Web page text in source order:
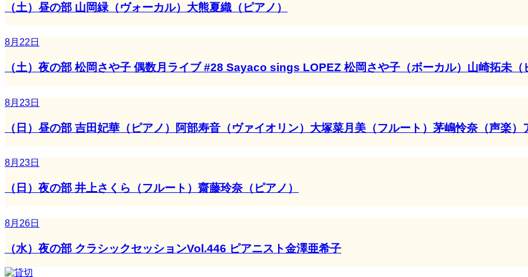
（土）昼の部 山岡緑（ヴォーカル）大熊夏織（ピアノ）
8月22日
（土）夜の部 松岡さや子 偶数月ライブ #28 Sayaco sings LOPEZ 松岡さや子（ボーカル）山崎拓未（
8月23日
（日）昼の部 吉田妃華（ピアノ）阿部寿音（ヴァイオリン）大塚菜月美（フルート）茅嶋怜奈（声楽）
8月23日
（日）夜の部 井上さくら（フルート）齋藤玲奈（ピアノ）
8月26日
（水）夜の部 クラシックセッションVol.446 ピアニスト金澤亜希子